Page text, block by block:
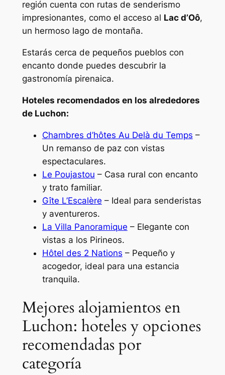
región cuenta con rutas de senderismo
impresionantes, como el acceso al Lac d’Oô,
un hermoso lago de montaña.
Estarás cerca de pequeños pueblos con
encanto donde puedes descubrir la
gastronomía pirenaica.
Hoteles recomendados en los alrededores
de Luchon:
Chambres d’hôtes Au Delà du Temps –
Un remanso de paz con vistas
espectaculares.
Le Poujastou – Casa rural con encanto
y trato familiar.
Gîte L’Escalère – Ideal para senderistas
y aventureros.
La Villa Panoramique – Elegante con
vistas a los Pirineos.
Hôtel des 2 Nations – Pequeño y
acogedor, ideal para una estancia
tranquila.
Mejores alojamientos en
Luchon: hoteles y opciones
recomendadas por
categoría